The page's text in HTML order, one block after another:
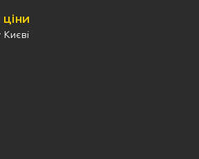
Києві